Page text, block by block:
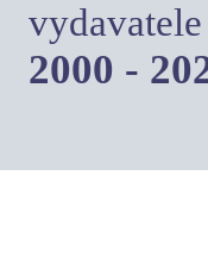
2000 -